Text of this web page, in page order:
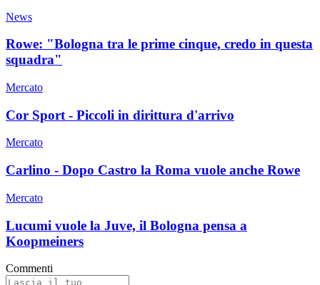
News
Rowe: "Bologna tra le prime cinque, credo in questa
squadra"
Mercato
Cor Sport - Piccoli in dirittura d'arrivo
Mercato
Carlino - Dopo Castro la Roma vuole anche Rowe
Mercato
Lucumi vuole la Juve, il Bologna pensa a
Koopmeiners
Commenti